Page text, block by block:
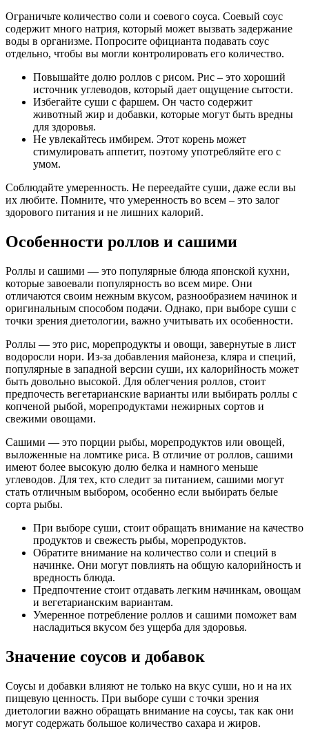
Ограничьте количество соли и соевого соуса. Соевый соус
содержит много натрия, который может вызвать задержание
воды в организме. Попросите официанта подавать соус
отдельно, чтобы вы могли контролировать его количество.
Повышайте долю роллов с рисом. Рис – это хороший
источник углеводов, который дает ощущение сытости.
Избегайте суши с фаршем. Он часто содержит
животный жир и добавки, которые могут быть вредны
для здоровья.
Не увлекайтесь имбирем. Этот корень может
стимулировать аппетит, поэтому употребляйте его с
умом.
Соблюдайте умеренность. Не переедайте суши, даже если вы
их любите. Помните, что умеренность во всем – это залог
здорового питания и не лишних калорий.
Особенности роллов и сашими
Роллы и сашими — это популярные блюда японской кухни,
которые завоевали популярность во всем мире. Они
отличаются своим нежным вкусом, разнообразием начинок и
оригинальным способом подачи. Однако, при выборе суши с
точки зрения диетологии, важно учитывать их особенности.
Роллы — это рис, морепродукты и овощи, завернутые в лист
водоросли нори. Из-за добавления майонеза, кляра и специй,
популярные в западной версии суши, их калорийность может
быть довольно высокой. Для облегчения роллов, стоит
предпочесть вегетарианские варианты или выбирать роллы с
копченой рыбой, морепродуктами нежирных сортов и
свежими овощами.
Сашими — это порции рыбы, морепродуктов или овощей,
выложенные на ломтике риса. В отличие от роллов, сашими
имеют более высокую долю белка и намного меньше
углеводов. Для тех, кто следит за питанием, сашими могут
стать отличным выбором, особенно если выбирать белые
сорта рыбы.
При выборе суши, стоит обращать внимание на качество
продуктов и свежесть рыбы, морепродуктов.
Обратите внимание на количество соли и специй в
начинке. Они могут повлиять на общую калорийность и
вредность блюда.
Предпочтение стоит отдавать легким начинкам, овощам
и вегетарианским вариантам.
Умеренное потребление роллов и сашими поможет вам
насладиться вкусом без ущерба для здоровья.
Значение соусов и добавок
Соусы и добавки влияют не только на вкус суши, но и на их
пищевую ценность. При выборе суши с точки зрения
диетологии важно обращать внимание на соусы, так как они
могут содержать большое количество сахара и жиров.